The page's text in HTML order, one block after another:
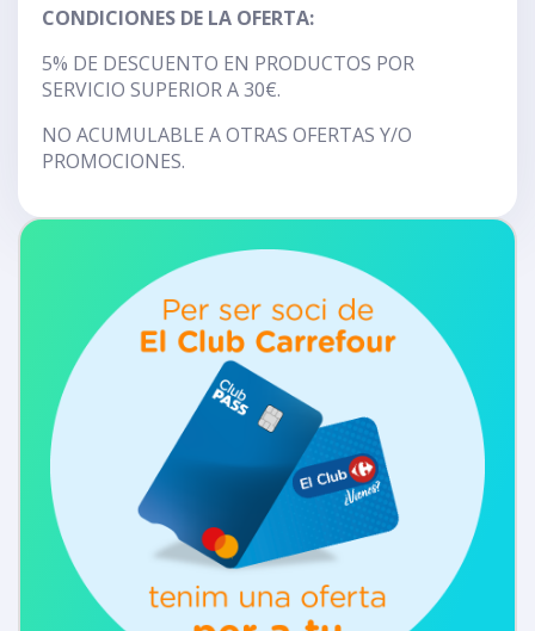
CONDICIONES DE LA OFERTA:
5% DE DESCUENTO EN PRODUCTOS POR
SERVICIO SUPERIOR A 30€.
NO ACUMULABLE A OTRAS OFERTAS Y/O
PROMOCIONES.